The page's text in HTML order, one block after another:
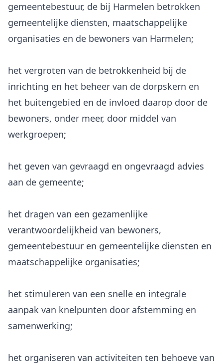
gemeentebestuur, de bij Harmelen betrokken
gemeentelijke diensten, maatschappelijke
organisaties en de bewoners van Harmelen;
het vergroten van de betrokkenheid bij de
inrichting en het beheer van de dorpskern en
het buitengebied en de invloed daarop door de
bewoners, onder meer, door middel van
werkgroepen;
het geven van gevraagd en ongevraagd advies
aan de gemeente;
het dragen van een gezamenlijke
verantwoordelijkheid van bewoners,
gemeentebestuur en gemeentelijke diensten en
maatschappelijke organisaties;
het stimuleren van een snelle en integrale
aanpak van knelpunten door afstemming en
samenwerking;
het organiseren van activiteiten ten behoeve van